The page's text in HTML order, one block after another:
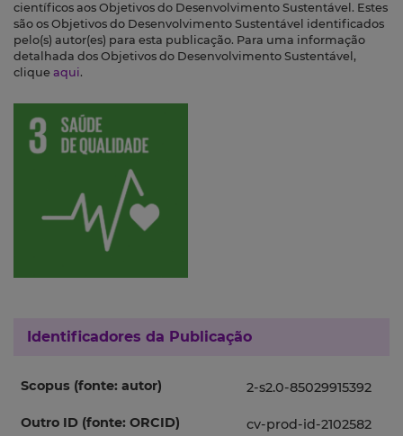
científicos aos Objetivos do Desenvolvimento Sustentável. Estes
são os Objetivos do Desenvolvimento Sustentável identificados
pelo(s) autor(es) para esta publicação. Para uma informação
detalhada dos Objetivos do Desenvolvimento Sustentável,
clique aqui.
Identificadores da Publicação
Scopus (fonte: autor) 2-s2.0-85029915392
Outro ID (fonte: ORCID) cv-prod-id-2102582